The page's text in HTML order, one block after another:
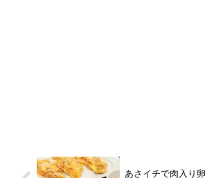
あさイチで肉入り